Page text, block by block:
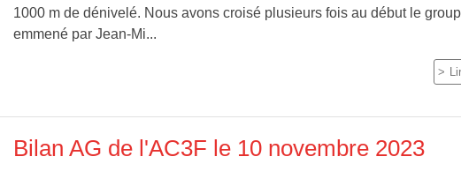
1000 m de dénivelé. Nous avons croisé plusieurs fois au début le
emmené par Jean-Mi...
Bilan AG de l'AC3F le 10 novembre 2023